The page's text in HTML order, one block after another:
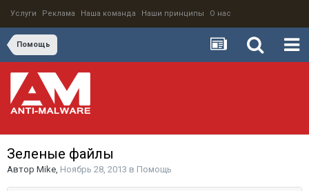
Услуги Реклама Наша команда Наши принципы О нас
Помощь
Зеленые файлы
Автор Mike, Ноябрь 28, 2013 в Помощь